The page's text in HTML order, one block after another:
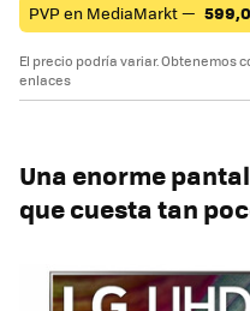
PVP en MediaMarkt —
El precio podría variar. Obtenemos
enlaces
Una enorme
que cuesta tan